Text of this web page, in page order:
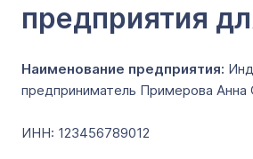
предприятия
Наименование предприятия:
предприниматель Примерова Анна
ИНН: 123456789012